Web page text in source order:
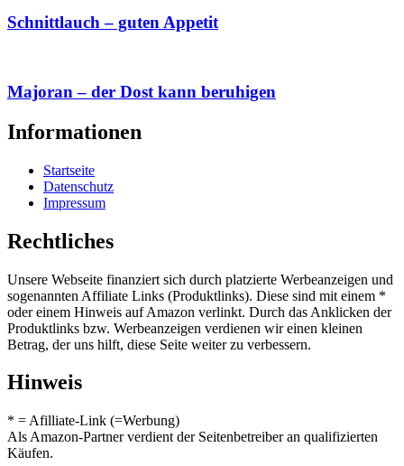
Schnittlauch – guten Appetit
Majoran – der Dost kann beruhigen
Informationen
Startseite
Datenschutz
Impressum
Rechtliches
Unsere Webseite finanziert sich durch platzierte Werbeanzeigen und
sogenannten Affiliate Links (Produktlinks). Diese sind mit einem *
oder einem Hinweis auf Amazon verlinkt. Durch das Anklicken der
Produktlinks bzw. Werbeanzeigen verdienen wir einen kleinen
Betrag, der uns hilft, diese Seite weiter zu verbessern.
Hinweis
* = Afilliate-Link (=Werbung)
Als Amazon-Partner verdient der Seitenbetreiber an qualifizierten
Käufen.